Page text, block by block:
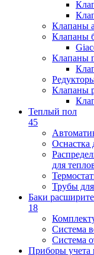
Клапаны
Клапаны
Клапаны
Клапаны
Теплый пол
45
Оснастка
для
Трубы
Баки
18
Система
Система
Приборы